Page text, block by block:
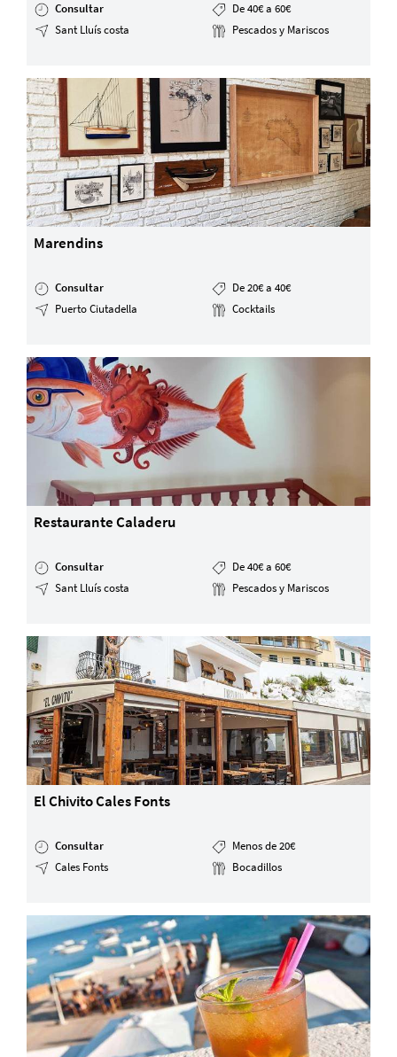
Consultar
De 40€ a 60€
Sant Lluís costa
Pescados y Mariscos
Marendins
Consultar
De 20€ a 40€
Puerto Ciutadella
Cocktails
Restaurante Caladeru
Consultar
De 40€ a 60€
Sant Lluís costa
Pescados y Mariscos
El Chivito Cales Fonts
Consultar
Menos de 20€
Cales Fonts
Bocadillos